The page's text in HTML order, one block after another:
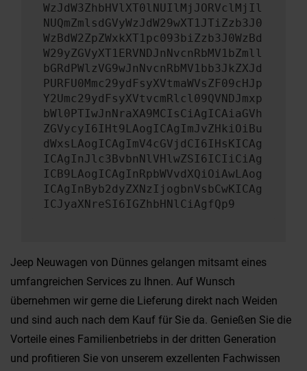
WzJdW3ZhbHVlXT0lNUIlMjJORVclMjIl
NUQmZmlsdGVyWzJdW29wXT1JTiZzb3J0
WzBdW2ZpZWxkXT1pc093biZzb3J0WzBd
W29yZGVyXT1ERVNDJnNvcnRbMV1bZmll
bGRdPWlzVG9wJnNvcnRbMV1bb3JkZXJd
PURFU0Mmc29ydFsyXVtmaWVsZF09cHJp
Y2Umc29ydFsyXVtvcmRlcl09QVNDJmxp
bWl0PTIwJnNraXA9MCIsCiAgICAiaGVh
ZGVycyI6IHt9LAogICAgImJvZHkiOiBu
dWxsLAogICAgImV4cGVjdCI6IHsKICAg
ICAgInJlc3BvbnNlVHlwZSI6ICIiCiAg
ICB9LAogICAgInRpbWVvdXQiOiAwLAog
ICAgInByb2dyZXNzIjogbnVsbCwKICAg
ICJyaXNreSI6IGZhbHNlCiAgfQp9
Jeep Neuwagen von Dünnes gelangen mitsamt eines
umfangreichen Services zu Ihnen. Auf Wunsch
übernehmen wir gerne die Lieferung direkt nach Weiden
und sind auch nach dem Kauf für Sie da. Genießen Sie die
Vorteile eines Familienbetriebs in der dritten Generation
und profitieren Sie von unserem exzellenten Fachwissen